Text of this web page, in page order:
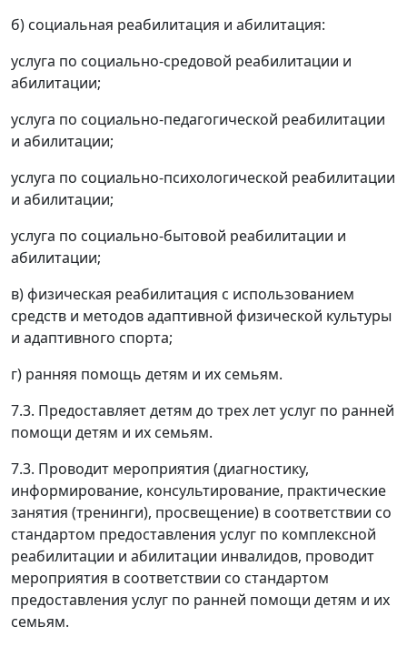
б) социальная реабилитация и абилитация:
услуга по социально-средовой реабилитации и
абилитации;
услуга по социально-педагогической реабилитации
и абилитации;
услуга по социально-психологической реабилитации
и абилитации;
услуга по социально-бытовой реабилитации и
абилитации;
в) физическая реабилитация с использованием
средств и методов адаптивной физической культуры
и адаптивного спорта;
г) ранняя помощь детям и их семьям.
7.3. Предоставляет детям до трех лет услуг по ранней
помощи детям и их семьям.
7.3. Проводит мероприятия (диагностику,
информирование, консультирование, практические
занятия (тренинги), просвещение) в соответствии со
стандартом предоставления услуг по комплексной
реабилитации и абилитации инвалидов, проводит
мероприятия в соответствии со стандартом
предоставления услуг по ранней помощи детям и их
семьям.